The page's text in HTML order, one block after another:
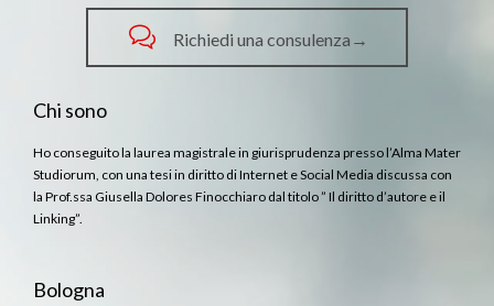
 Richiedi una consulenza→
Chi sono
Ho conseguito la laurea magistrale in giurisprudenza presso l’Alma Mater
Studiorum, con una tesi in diritto di Internet e Social Media discussa con
la Prof.ssa Giusella Dolores Finocchiaro dal titolo ” Il diritto d’autore e il
Linking”.
Bologna